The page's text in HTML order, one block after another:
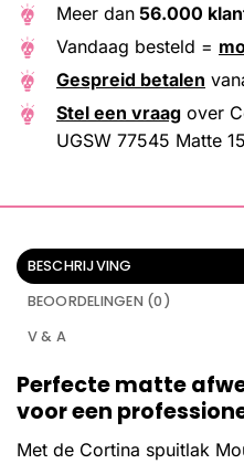
Meer dan 56.000
Vandaag besteld =
Gespreid betalen
Stel een vraag over
UGSW 77545 Matte
BESCHRIJVING
BEOORDELINGEN (0)
V & A
Perfecte matte
voor een
Met de Cortina spuitlak